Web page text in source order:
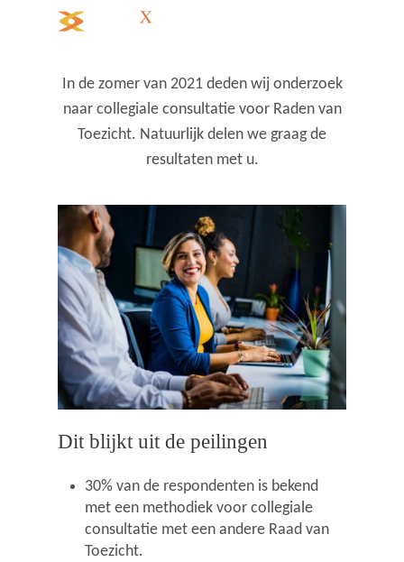
In de zomer van 2021 deden wij onderzoek
naar collegiale consultatie voor Raden van
Toezicht. Natuurlijk delen we graag de
resultaten met u.
Dit blijkt uit de peilingen
30% van de respondenten is bekend
met een methodiek voor collegiale
consultatie met een andere Raad van
Toezicht.